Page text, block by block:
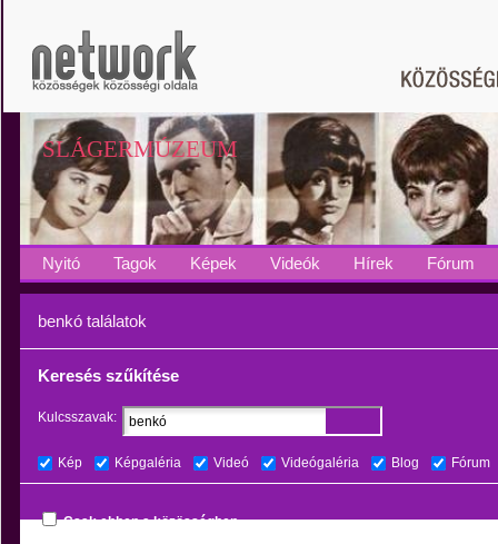
SLÁGERMÚZEUM
Nyitó Tagok Képek Videók Hírek Fórum
benkó találatok
Keresés szűkítése
Kulcsszavak:
Kép Képgaléria Videó Videógaléria Blog Fórum
Csak ebben a közösségben